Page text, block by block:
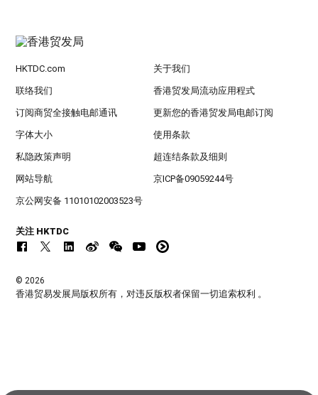
HKTDC.com 关于我们
联络我们 香港贸发局流动应用程式
订阅商贸全接触电邮通讯 更新您的香港贸发局电邮订阅
字体大小 使用条款
私隐政策声明 超连结条款及细则
网站导航 京ICP备09059244号
京公网安备 11010102003523号
关注 HKTDC
© 2026
香港贸易发展局版权所有，对违反版权者保留一切追索权利 。